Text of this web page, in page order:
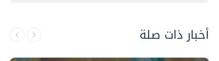
أخبار ذات صلة